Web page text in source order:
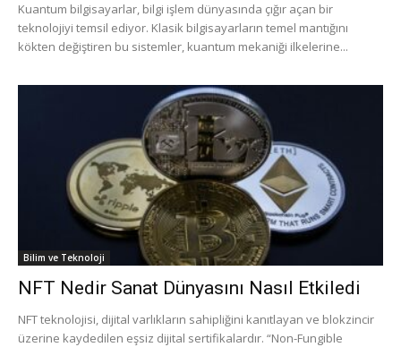
Kuantum bilgisayarlar, bilgi işlem dünyasında çığır açan bir
teknolojiyi temsil ediyor. Klasik bilgisayarların temel mantığını
kökten değiştiren bu sistemler, kuantum mekaniği ilkelerine...
Bilim ve Teknoloji
NFT Nedir Sanat Dünyasını Nasıl Etkiledi
NFT teknolojisi, dijital varlıkların sahipliğini kanıtlayan ve blokzincir
üzerine kaydedilen eşsiz dijital sertifikalardır. “Non-Fungible